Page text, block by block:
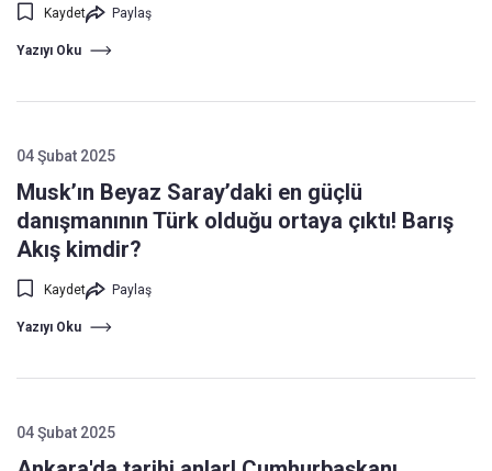
Kaydet Paylaş
Yazıyı Oku
04 Şubat 2025
Musk’ın Beyaz Saray’daki en güçlü
danışmanının Türk olduğu ortaya çıktı! Barış
Akış kimdir?
Kaydet Paylaş
Yazıyı Oku
04 Şubat 2025